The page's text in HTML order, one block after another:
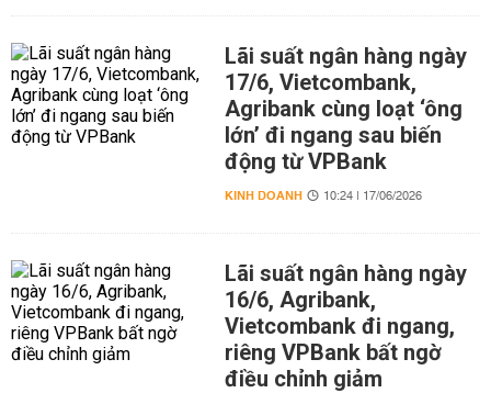
Lãi suất ngân hàng ngày
17/6, Vietcombank,
Agribank cùng loạt ‘ông
lớn’ đi ngang sau biến
động từ VPBank
KINH DOANH 10:24 | 17/06/2026
Lãi suất ngân hàng ngày
16/6, Agribank,
Vietcombank đi ngang,
riêng VPBank bất ngờ
điều chỉnh giảm